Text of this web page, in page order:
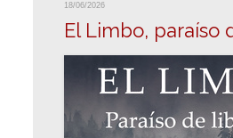
18/06/2026
El Limbo, paraíso